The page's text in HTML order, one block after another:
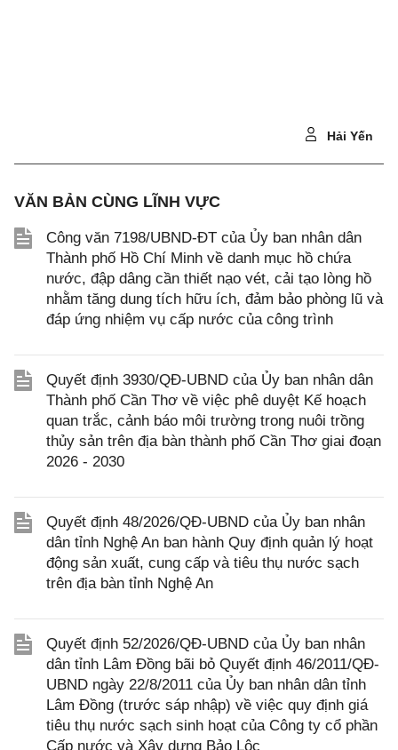
Hải Yến
VĂN BẢN CÙNG LĨNH VỰC
Công văn 7198/UBND-ĐT của Ủy ban nhân dân
Thành phố Hồ Chí Minh về danh mục hồ chứa
nước, đập dâng cần thiết nạo vét, cải tạo lòng hồ
nhằm tăng dung tích hữu ích, đảm bảo phòng lũ và
đáp ứng nhiệm vụ cấp nước của công trình
Quyết định 3930/QĐ-UBND của Ủy ban nhân dân
Thành phố Cần Thơ về việc phê duyệt Kế hoạch
quan trắc, cảnh báo môi trường trong nuôi trồng
thủy sản trên địa bàn thành phố Cần Thơ giai đoạn
2026 - 2030
Quyết định 48/2026/QĐ-UBND của Ủy ban nhân
dân tỉnh Nghệ An ban hành Quy định quản lý hoạt
động sản xuất, cung cấp và tiêu thụ nước sạch
trên địa bàn tỉnh Nghệ An
Quyết định 52/2026/QĐ-UBND của Ủy ban nhân
dân tỉnh Lâm Đồng bãi bỏ Quyết định 46/2011/QĐ-
UBND ngày 22/8/2011 của Ủy ban nhân dân tỉnh
Lâm Đồng (trước sáp nhập) về việc quy định giá
tiêu thụ nước sạch sinh hoạt của Công ty cổ phần
Cấp nước và Xây dựng Bảo Lộc